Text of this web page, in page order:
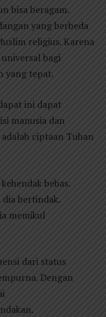
bisa beragam.
yang berbeda
religius. Karena
bagi
yang tepat.
ini dapat
manusia dan
ciptaan Tuhan
bebas.
dia bertindak.
memikul
dari status
Dengan